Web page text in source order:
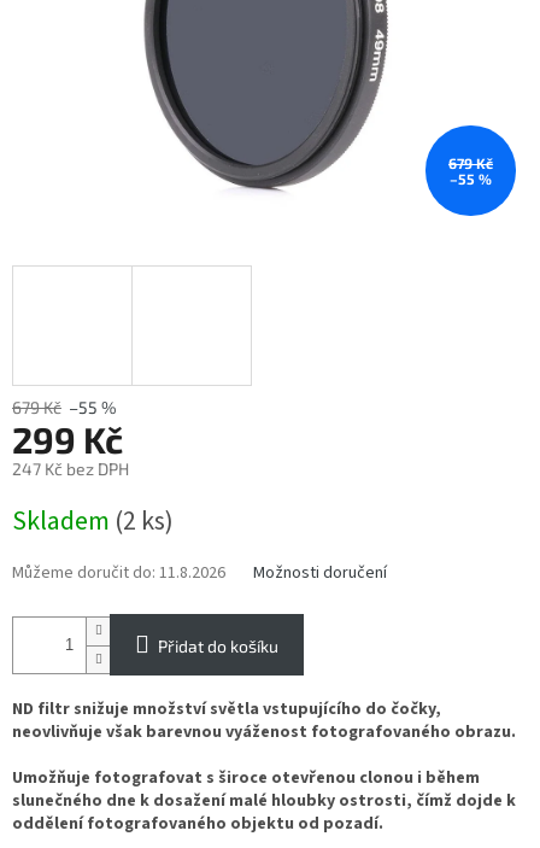
679 Kč
–55 %
679 Kč –55 %
299 Kč
247 Kč bez DPH
cena:
Skladem (2 ks)
Můžeme doručit do: 11.8.2026 Možnosti doručení
Přidat do košíku
ND filtr snižuje množství světla vstupujícího do čočky,
neovlivňuje však barevnou vyáženost fotografovaného obrazu.
Umožňuje fotografovat s široce otevřenou clonou i během
slunečného dne k dosažení malé hloubky ostrosti, čímž dojde k
oddělení fotografovaného objektu od pozadí.